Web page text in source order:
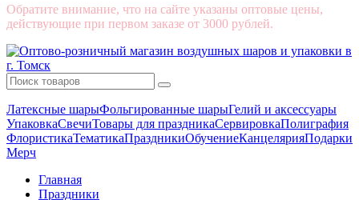
Обратите внимание, что на сайте указаны оптовые цены,
действующие при первом заказе от 3000 рублей.
Латексные шарыФольгированные шарыГелий и аксессуары
УпаковкаСвечиТовары для праздникаСервировкаПолиграфия
ФлористикаТематикаПраздникиОбучениеКанцелярияПодарки
Мерч
Главная
Праздники